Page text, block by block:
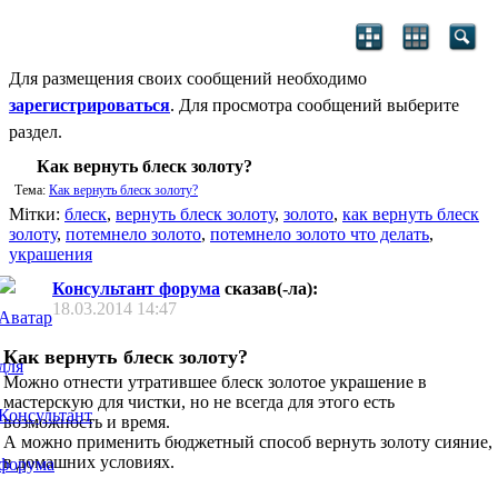
Для размещения своих сообщений необходимо
зарегистрироваться. Для просмотра сообщений выберите
раздел.
Как вернуть блеск золоту?
Тема: Как вернуть блеск золоту?
Мітки: блеск, вернуть блеск золоту, золото, как вернуть блеск
золоту, потемнело золото, потемнело золото что делать,
украшения
Консультант форума сказав(-ла):
18.03.2014 14:47
Как вернуть блеск золоту?
Можно отнести утратившее блеск золотое украшение в
мастерскую для чистки, но не всегда для этого есть
возможность и время.
А можно применить бюджетный способ вернуть золоту сияние,
в домашних условиях.